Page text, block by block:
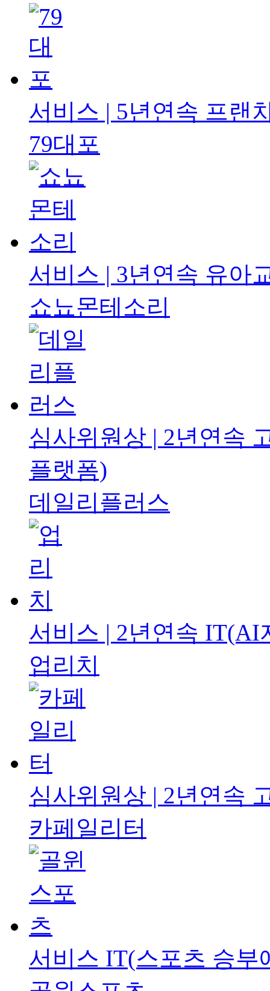
서비스 | 5년연속 프랜
79대포
서비스 | 3년연속 유아
쇼뇨몬테소리
심사위원상 | 2년연속
플랫폼)
데일리플러스
서비스 | 2년연속 IT(AI
업리치
심사위원상 | 2년연속
카페일리터
서비스 IT(스포츠 승부